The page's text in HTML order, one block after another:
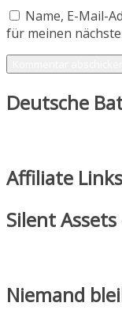
Name, E-Mail-
für meinen
Deutsche
Affiliate Links
Silent
Niemand